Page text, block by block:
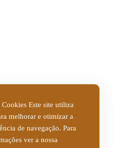
Este site utiliza
melhorar e otimizar a
de navegação. Para
ver a nossa